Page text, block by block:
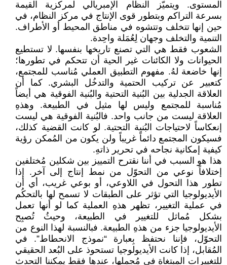
المستوى. ويتميّز النظام الإمبريالي لمركزية القيمة
بسرعة التراكم وبتطور قوى الإنتاج في مركز النظام، في
حين إنها تتخلف وتتشوه في مناطق المحيط أو الأطراف.
التنمية والتخلف وجهان لِعُمَلة واحِدة.
الشعوب فقط هي التي تصنع تاريخها بنفسها. لا تستطيع
الحيوانات ولا الكائنات غير الحية أن تتحكم في تطورها؛
إنها خاضعة لهُ. مفهوم التطبيق العملي مُناسب للمجتمع،
كتعبير عن تركيب الحتمية والتدخُل البشري. كما أن
العلاقة الجدلية بين البُنية التحتية والبُنية الفوقية هي أيضاً
مُناسبة للمجتمع وليس لها مثيل في الطبيعة. وهذهِ
العلاقة ليست من جانب واحد. فالبُنية الفوقية هي ليست
إنعكاساً لاحتياجات البُنية التحتية. لو كانت القضية كذلك،
فسيكون المجتمع دائماً غريباً ولن يكون من المُمكن رؤية
كيفية إمكانية نجاحه في تحرير ذاتهِ.
هذا هو السبب في أننا نقترح التمييز بين شكلين مُختلفين
إختلافاً نوعي من التحوّل من نمط إنتاج إلى آخر. إذا
تطور هذا التحول في اللاوعي، أو بوعي غريب، أي أن
الأيديولوجيا التي تؤثر على الطبقات لا تسمح لها بالتحكُم
في عملية التغيير، تظهر هذهِ العملية كما لو أنها تعمل
بشكل مُماثل للتغيير في الطبيعة، وحيثُ تُصبِح
الأيديولوجيا جزء من هذهِ الطبيعة. فبالنسبة لهذا النوع من
التحوّل، فإننا نحتفظ بِعبارة “نموذج الانحطاط”. في
المُقابل، إذا كانت الأيديولوجيا تستحوذ على البُعد الحقيقي
للتغييرات المبتغاة في مُجملها، عندها فقط يمكننا التحدث